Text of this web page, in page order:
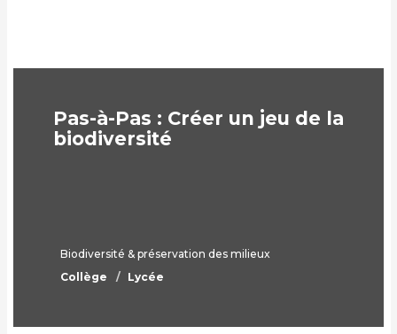
Pas-à-Pas : Créer un jeu de la
biodiversité
Biodiversité & préservation des milieux
Collège
Lycée